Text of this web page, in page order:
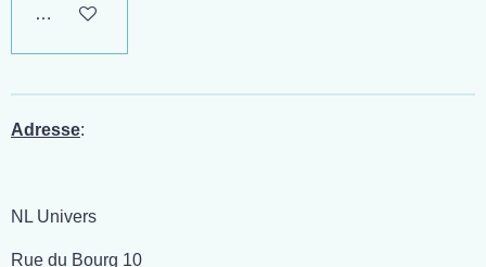
Ajouter au panier
Adresse:
NL Univers
Rue du Bourg 10